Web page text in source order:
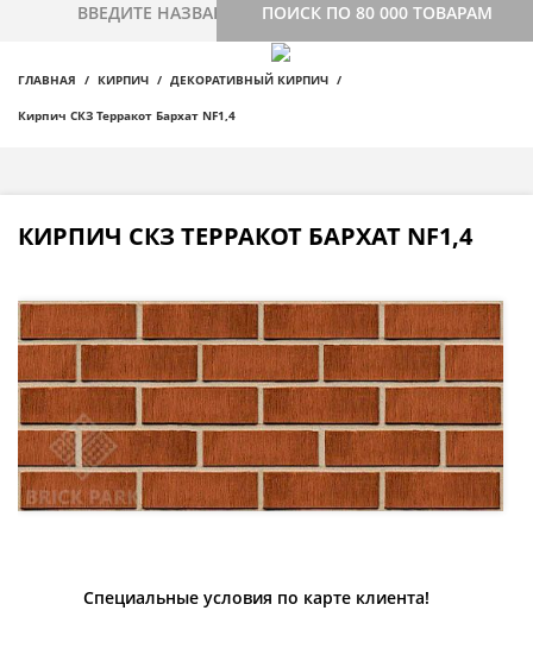
ПОИСК ПО 80 000 ТОВАРАМ
ГЛАВНАЯ КИРПИЧ ДЕКОРАТИВНЫЙ КИРПИЧ
Кирпич СКЗ Терракот Бархат NF1,4
КИРПИЧ СКЗ ТЕРРАКОТ БАРХАТ NF1,4
Специальные условия по карте клиента!